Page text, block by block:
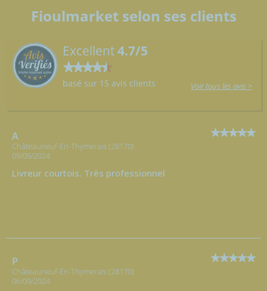
Fioulmarket selon ses clients
Excellent4.7/5
basé sur 15 avis clients Voir tous les avis >
A
Châteauneuf-En-Thymerais (28170)
09/09/2024
Livreur courtois. Très professionnel
P
Châteauneuf-En-Thymerais (28170)
06/09/2024